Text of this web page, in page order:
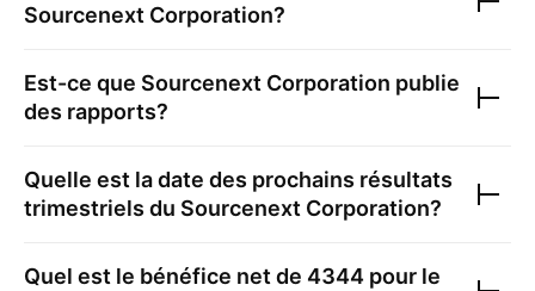
Sourcenext Corporation?
Est-ce que Sourcenext Corporation publie
des rapports?
Quelle est la date des prochains résultats
trimestriels du Sourcenext Corporation?
Quel est le bénéfice net de 4344 pour le